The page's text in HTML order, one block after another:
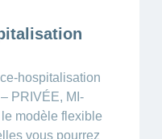
hospitalisation
PRIVÉE, MI-
modèle flexible
vous pourrez